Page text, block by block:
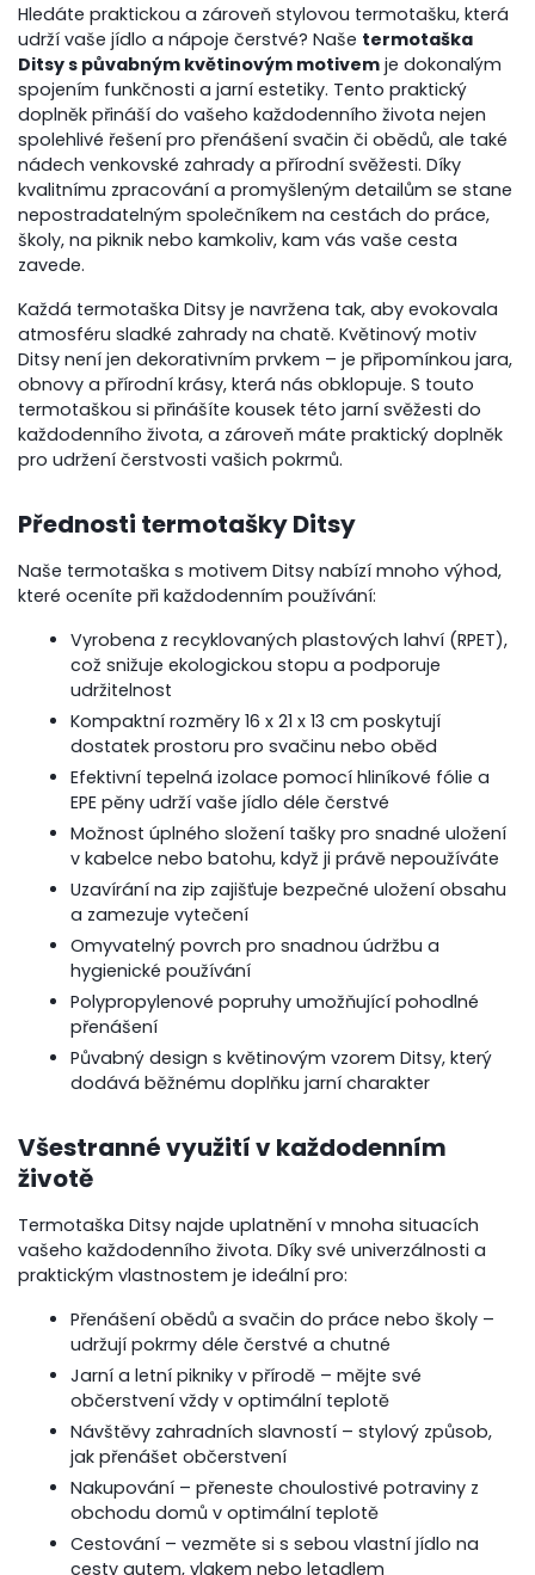
Hledáte praktickou a zároveň stylovou termotašku, která
udrží vaše jídlo a nápoje čerstvé? Naše termotaška
Ditsy s půvabným květinovým motivem je dokonalým
spojením funkčnosti a jarní estetiky. Tento praktický
doplněk přináší do vašeho každodenního života nejen
spolehlivé řešení pro přenášení svačin či obědů, ale také
nádech venkovské zahrady a přírodní svěžesti. Díky
kvalitnímu zpracování a promyšleným detailům se stane
nepostradatelným společníkem na cestách do práce,
školy, na piknik nebo kamkoliv, kam vás vaše cesta
zavede.
Každá termotaška Ditsy je navržena tak, aby evokovala
atmosféru sladké zahrady na chatě. Květinový motiv
Ditsy není jen dekorativním prvkem – je připomínkou jara,
obnovy a přírodní krásy, která nás obklopuje. S touto
termotaškou si přinášíte kousek této jarní svěžesti do
každodenního života, a zároveň máte praktický doplněk
pro udržení čerstvosti vašich pokrmů.
Přednosti termotašky Ditsy
Naše termotaška s motivem Ditsy nabízí mnoho výhod,
které oceníte při každodenním používání:
Vyrobena z recyklovaných plastových lahví (RPET),
což snižuje ekologickou stopu a podporuje
udržitelnost
Kompaktní rozměry 16 x 21 x 13 cm poskytují
dostatek prostoru pro svačinu nebo oběd
Efektivní tepelná izolace pomocí hliníkové fólie a
EPE pěny udrží vaše jídlo déle čerstvé
Možnost úplného složení tašky pro snadné uložení
v kabelce nebo batohu, když ji právě nepoužíváte
Uzavírání na zip zajišťuje bezpečné uložení obsahu
a zamezuje vytečení
Omyvatelný povrch pro snadnou údržbu a
hygienické používání
Polypropylenové popruhy umožňující pohodlné
přenášení
Půvabný design s květinovým vzorem Ditsy, který
dodává běžnému doplňku jarní charakter
Všestranné využití v každodenním
životě
Termotaška Ditsy najde uplatnění v mnoha situacích
vašeho každodenního života. Díky své univerzálnosti a
praktickým vlastnostem je ideální pro:
Přenášení obědů a svačin do práce nebo školy –
udržují pokrmy déle čerstvé a chutné
Jarní a letní pikniky v přírodě – mějte své
občerstvení vždy v optimální teplotě
Návštěvy zahradních slavností – stylový způsob,
jak přenášet občerstvení
Nakupování – přeneste choulostivé potraviny z
obchodu domů v optimální teplotě
Cestování – vezměte si s sebou vlastní jídlo na
cesty autem, vlakem nebo letadlem